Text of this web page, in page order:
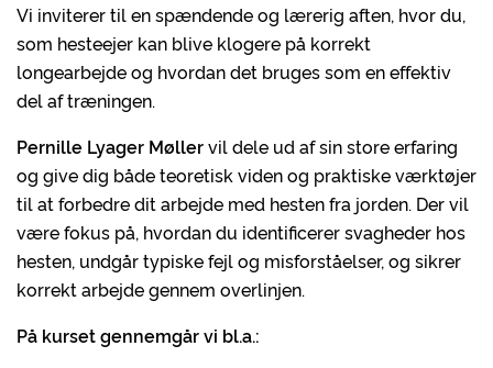
Vi inviterer til en spændende og lærerig aften, hvor du,
som hesteejer kan blive klogere på korrekt
longearbejde og hvordan det bruges som en effektiv
del af træningen.
Pernille Lyager Møllervil dele ud af sin store erfaring
og give dig både teoretisk viden og praktiske værktøjer
til at forbedre dit arbejde med hesten fra jorden. Der vil
være fokus på, hvordan du identificerer svagheder hos
hesten, undgår typiske fejl og misforståelser, og sikrer
korrekt arbejde gennem overlinjen.
På kurset gennemgår vi bl.a.: